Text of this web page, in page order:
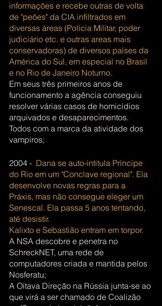
informações e recebe outras de volta
de "peões" da CIA infiltrados em
diversas áreas (Polícia Militar, poder
judiciário etc. e outras areas mais
conservadoras) de diversos países da
América do Sul, em especial no Brasil
e no Rio de Janeiro Noturno.
Em seus três primeiros anos de
funcionamento a agência conseguiu
resolver várias casos de homicídios
arquivados e desaparecimentos.
Todos com a marca da atividade dos
vampiros;
2004 - Dana se auto-intitula Príncipe
do Rio em um "Conclave regional". Ela
desenvolve novas regras para a
Práxis, mas não consegue eleger um
Senescal. Ela passa 5 anos tentando,
até desistir.
Kalixto e Sebastião entram em torpor.
A NSA descobre e penetra no
SchreckNET, uma rede de
computadores criada e mantida pelos
Nosferatu;
A Oitava Direção na Rússia junta-se ao
que virá a ser chamado de Coalizão